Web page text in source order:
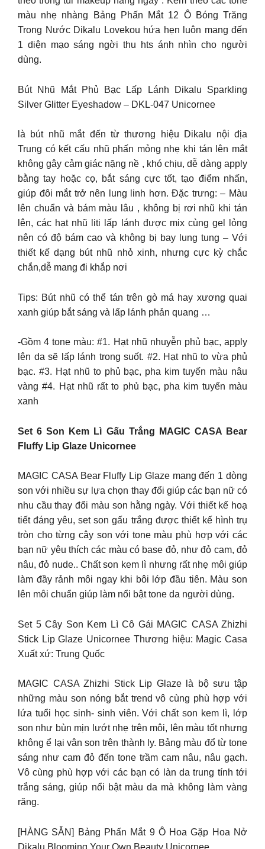
màu nhẹ nhàng Bảng Phấn Mắt 12 Ô Bóng Trăng
Trong Nước Dikalu Lovekou hứa hẹn luôn mang đến
1 diện mạo sáng ngời thu hts ánh nhìn cho người
dùng.
Bút Nhũ Mắt Phủ Bạc Lấp Lánh Dikalu Sparkling
Silver Glitter Eyeshadow – DKL-047 Unicornee
là bút nhũ mắt đến từ thương hiệu Dikalu nội địa
Trung có kết cấu nhũ phấn mỏng nhẹ khi tán lên mắt
không gây cảm giác nặng nề , khó chịu, dễ dàng apply
bằng tay hoặc cọ, bắt sáng cực tốt, tạo điểm nhấn,
giúp đôi mắt trở nên lung linh hơn. Đặc trưng: – Màu
lên chuẩn và bám màu lâu , không bị rơi nhũ khi tán
lên, các hạt nhũ liti lấp lánh được mix cùng gel lỏng
nên có độ bám cao và không bị bay lung tung – Với
thiết kế dạng bút nhũ nhỏ xinh, nhưng cực kỳ chắc
chắn,dễ mang đi khắp nơi
Tips: Bút nhũ có thể tán trên gò má hay xương quai
xanh giúp bắt sáng và lấp lánh phản quang …
-Gồm 4 tone màu: #1. Hạt nhũ nhuyễn phủ bạc, apply
lên da sẽ lấp lánh trong suốt. #2. Hạt nhũ to vừa phủ
bạc. #3. Hạt nhũ to phủ bạc, pha kim tuyến màu nâu
vàng #4. Hạt nhũ rất to phủ bạc, pha kim tuyến màu
xanh
Set 6 Son Kem Lì Gấu Trắng MAGIC CASA Bear
Fluffy Lip Glaze Unicornee
MAGIC CASA Bear Fluffy Lip Glaze mang đến 1 dòng
son với nhiều sự lựa chọn thay đổi giúp các bạn nữ có
nhu cầu thay đổi màu son hằng ngày. Với thiết kế hoạ
tiết đáng yêu, set son gấu trắng được thiết kế hình trụ
tròn cho từng cây son với tone màu phù hợp với các
bạn nữ yêu thích các màu có base đỏ, như đỏ cam, đỏ
nâu, đỏ nude.. Chất son kem lì nhưng rất nhẹ môi giúp
làm đầy rảnh môi ngay khi bôi lớp đầu tiên. Màu son
lên môi chuẩn giúp làm nổi bật tone da người dùng.
Set 5 Cây Son Kem Lì Cô Gái MAGIC CASA Zhizhi
Stick Lip Glaze Unicornee Thương hiệu: Magic Casa
Xuất xứ: Trung Quốc
MAGIC CASA Zhizhi Stick Lip Glaze là bộ sưu tập
những màu son nóng bắt trend vô cùng phù hợp với
lứa tuổi học sinh- sinh viên. Với chất son kem lì, lớp
son như bùn mịn lướt nhẹ trên môi, lên màu tốt nhưng
không ể lại vân son trên thành ly. Bảng màu đổ từ tone
sáng như cam đỏ đến tone trầm cam nâu, nâu gạch.
Vô cùng phù hợp với các bạn có làn da trung tính tới
trắng sáng, giúp nổi bật màu da mà không làm vàng
răng.
[HÀNG SẴN] Bảng Phấn Mắt 9 Ô Hoa Gặp Hoa Nở
Dikalu Blooming Your Own Beauty Unicornee